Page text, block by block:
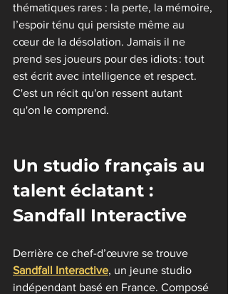
thématiques rares : la perte, la mémoire,
l’espoir ténu qui persiste même au
cœur de la désolation. Jamais il ne
prend ses joueurs pour des idiots : tout
est écrit avec intelligence et respect.
C'est un récit qu'on ressent autant
qu'on le comprend.
Un studio français au
talent éclatant :
Sandfall Interactive
Derrière ce chef-d’œuvre se trouve
Sandfall Interactive, un jeune studio
indépendant basé en France. Composé